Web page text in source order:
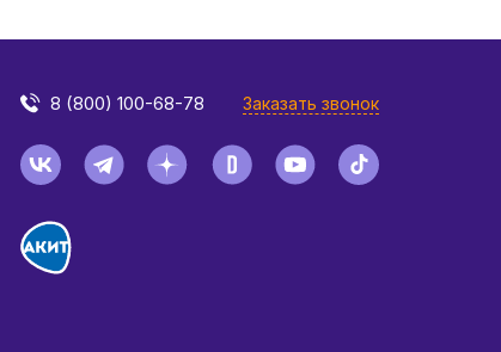
8 (800) 100-68-78 Заказать звонок